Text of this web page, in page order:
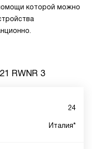
которой можно
RWNR 3
24
Италия*